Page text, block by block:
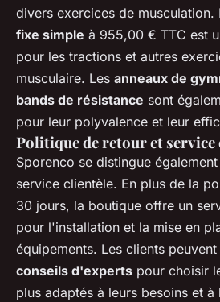
divers exercices de musculation.
fixe simple à 955,00 € TTC est
pour les tractions et autres
musculaire. Les anneaux de
bands de résistance sont
pour leur polyvalence et leur
Politique de retour et service
Sporenco se distingue
service clientèle. En plus de la
30 jours, la boutique offre un
pour l'installation et la mise en
équipements. Les clients
conseils d'experts pour choisir
plus adaptés à leurs besoins et à